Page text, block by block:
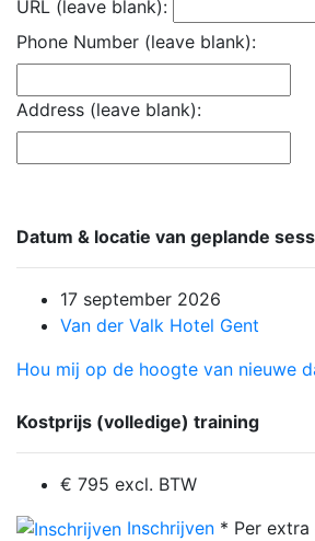
URL (leave blank):
Phone Number (leave blank):
Address (leave blank):
Datum & locatie van geplande
17 september 2026
Van der Valk Hotel Gent
Hou mij op de hoogte van nieuwe
Kostprijs (volledige) training
€ 795 excl. BTW
Inschrijven * Per